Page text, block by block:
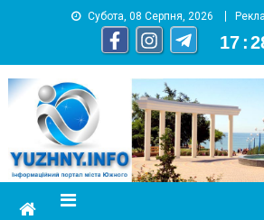
Субота, 08 Серпня, 2026
17 :
информационный портал